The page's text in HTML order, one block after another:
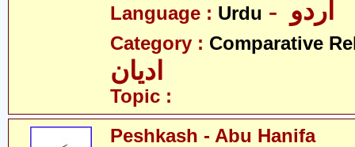
Language : Urdu
Category : Comparative
ادیان
Topic :
Peshkash - Abu Hanifa